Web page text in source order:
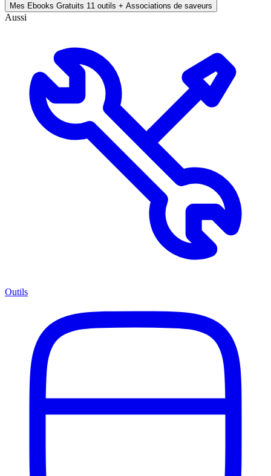
Mes Ebooks Gratuits 11 outils + Associations de saveurs
Aussi
Outils